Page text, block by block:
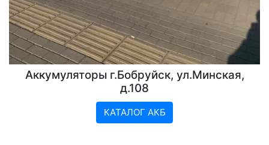
Аккумуляторы г.Бобруйск, ул.Минская,
д.108
КАТАЛОГ АКБ